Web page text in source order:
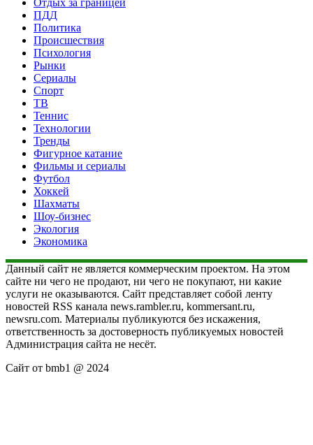
ПДД
Политика
Происшествия
Психология
Рынки
Сериалы
Спорт
ТВ
Теннис
Технологии
Тренды
Фигурное катание
Фильмы и сериалы
Футбол
Хоккей
Шахматы
Шоу-бизнес
Экология
Экономика
Данный сайт не является коммерческим проектом. На этом
сайте ни чего не продают, ни чего не покупают, ни какие
услуги не оказываются. Сайт представляет собой ленту
новостей RSS канала news.rambler.ru, kommersant.ru,
newsru.com. Материалы публикуются без искажения,
ответственность за достоверность публикуемых новостей
Администрация сайта не несёт.
Сайт от bmb1 @ 2024